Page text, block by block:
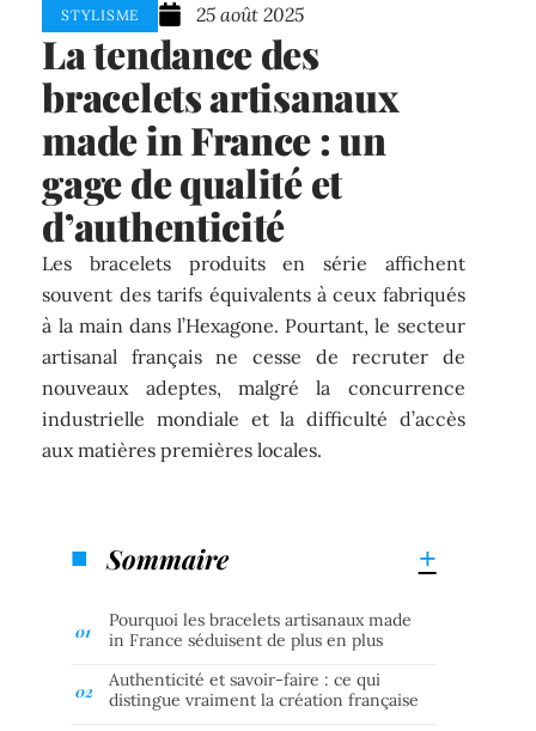
STYLISME 25 août 2025
La tendance des
bracelets artisanaux
made in France : un
gage de qualité et
d’authenticité
Les bracelets produits en série affichent
souvent des tarifs équivalents à ceux fabriqués
à la main dans l’Hexagone. Pourtant, le secteur
artisanal français ne cesse de recruter de
nouveaux adeptes, malgré la concurrence
industrielle mondiale et la difficulté d’accès
aux matières premières locales.
Sommaire
Pourquoi les bracelets artisanaux made
in France séduisent de plus en plus
Authenticité et savoir-faire : ce qui
distingue vraiment la création française